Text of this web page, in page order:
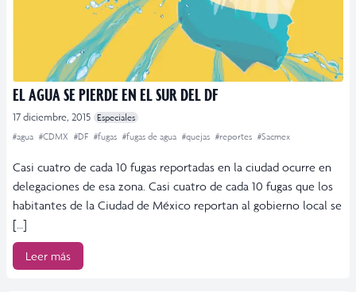
EL AGUA SE PIERDE EN EL SUR DEL DF
17 diciembre, 2015 Especiales
#agua #CDMX #DF #fugas #fugas de agua #quejas #reportes #Sacmex
Casi cuatro de cada 10 fugas reportadas en la ciudad ocurre en
delegaciones de esa zona. Casi cuatro de cada 10 fugas que los
habitantes de la Ciudad de México reportan al gobierno local se
[…]
Leer más